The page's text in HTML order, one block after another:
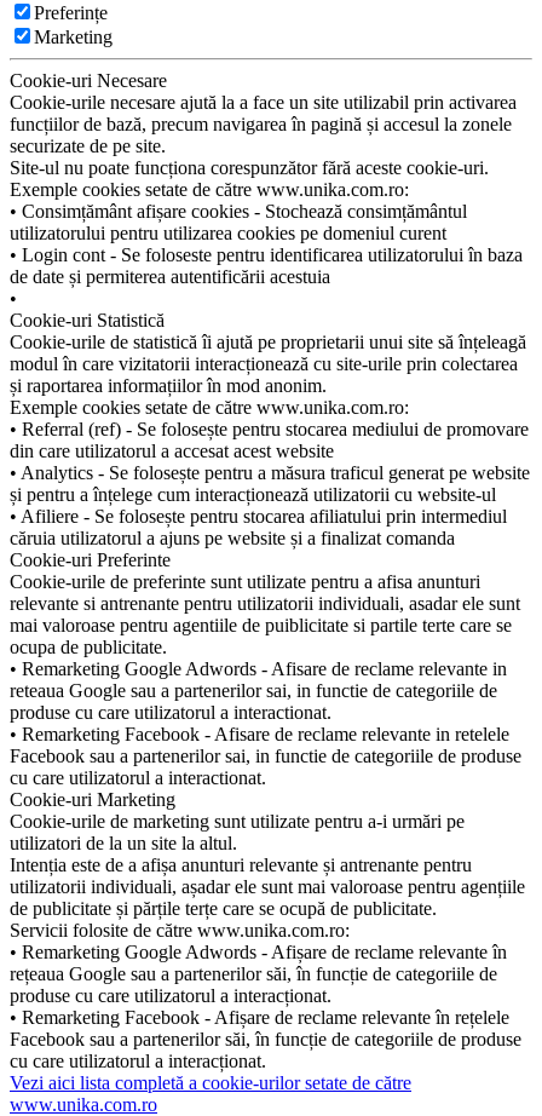
Preferințe
Marketing
Cookie-uri Necesare
Cookie-urile necesare ajută la a face un site utilizabil prin activarea
funcțiilor de bază, precum navigarea în pagină și accesul la zonele
securizate de pe site.
Site-ul nu poate funcționa corespunzător fără aceste cookie-uri.
Exemple cookies setate de către www.unika.com.ro:
• Consimțământ afișare cookies - Stochează consimțământul
utilizatorului pentru utilizarea cookies pe domeniul curent
• Login cont - Se foloseste pentru identificarea utilizatorului în baza
de date și permiterea autentificării acestuia
•
Cookie-uri Statistică
Cookie-urile de statistică îi ajută pe proprietarii unui site să înțeleagă
modul în care vizitatorii interacționează cu site-urile prin colectarea
și raportarea informațiilor în mod anonim.
Exemple cookies setate de către www.unika.com.ro:
• Referral (ref) - Se folosește pentru stocarea mediului de promovare
din care utilizatorul a accesat acest website
• Analytics - Se folosește pentru a măsura traficul generat pe website
și pentru a înțelege cum interacționează utilizatorii cu website-ul
• Afiliere - Se folosește pentru stocarea afiliatului prin intermediul
căruia utilizatorul a ajuns pe website și a finalizat comanda
Cookie-uri Preferinte
Cookie-urile de preferinte sunt utilizate pentru a afisa anunturi
relevante si antrenante pentru utilizatorii individuali, asadar ele sunt
mai valoroase pentru agentiile de puiblicitate si partile terte care se
ocupa de publicitate.
• Remarketing Google Adwords - Afisare de reclame relevante in
reteaua Google sau a partenerilor sai, in functie de categoriile de
produse cu care utilizatorul a interactionat.
• Remarketing Facebook - Afisare de reclame relevante in retelele
Facebook sau a partenerilor sai, in functie de categoriile de produse
cu care utilizatorul a interactionat.
Cookie-uri Marketing
Cookie-urile de marketing sunt utilizate pentru a-i urmări pe
utilizatori de la un site la altul.
Intenția este de a afișa anunturi relevante și antrenante pentru
utilizatorii individuali, așadar ele sunt mai valoroase pentru agențiile
de publicitate și părțile terțe care se ocupă de publicitate.
Servicii folosite de către www.unika.com.ro:
• Remarketing Google Adwords - Afișare de reclame relevante în
rețeaua Google sau a partenerilor săi, în funcție de categoriile de
produse cu care utilizatorul a interacționat.
• Remarketing Facebook - Afișare de reclame relevante în rețelele
Facebook sau a partenerilor săi, în funcție de categoriile de produse
cu care utilizatorul a interacționat.
Vezi aici lista completă a cookie-urilor setate de către
www.unika.com.ro